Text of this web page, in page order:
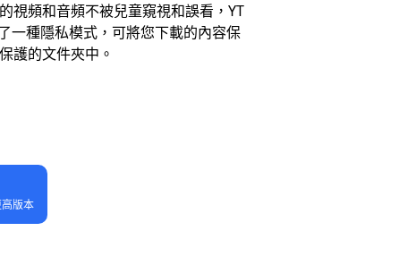
視頻和音頻不被兒童窺視和誤看，YT
一種隱私模式，可將您下載的內容保
護的文件夾中。
版本